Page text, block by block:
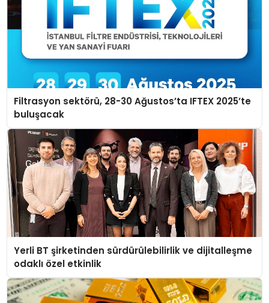
Filtrasyon sektörü, 28-30 Ağustos’ta IFTEX 2025’te
buluşacak
Yerli BT şirketinden sürdürülebilirlik ve dijitalleşme
odaklı özel etkinlik